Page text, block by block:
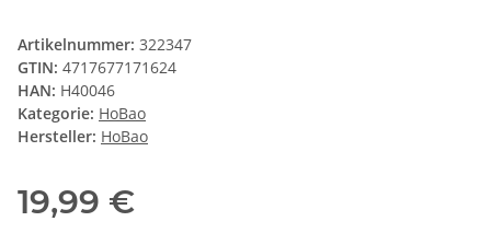
Artikelnummer: 322347
GTIN: 4717677171624
HAN: H40046
Kategorie: HoBao
Hersteller: HoBao
19,99 €